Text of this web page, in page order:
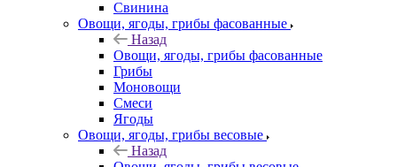
Свинина
Овощи, ягоды, грибы фасованные
Назад
Овощи, ягоды, грибы фасованные
Грибы
Моновощи
Смеси
Ягоды
Овощи, ягоды, грибы весовые
Назад